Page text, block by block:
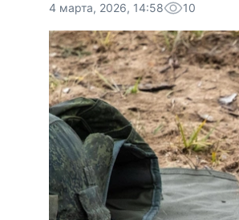
4 марта, 2026, 14:58 10